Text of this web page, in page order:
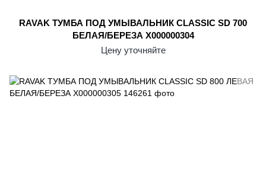
RAVAK ТУМБА ПОД УМЫВАЛЬНИК CLASSIC SD 700
БЕЛАЯ/БЕРЕЗА X000000304
Цену уточняйте